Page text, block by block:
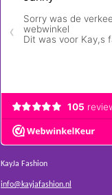
KayJa Fashion
info@kayjafashion.nl